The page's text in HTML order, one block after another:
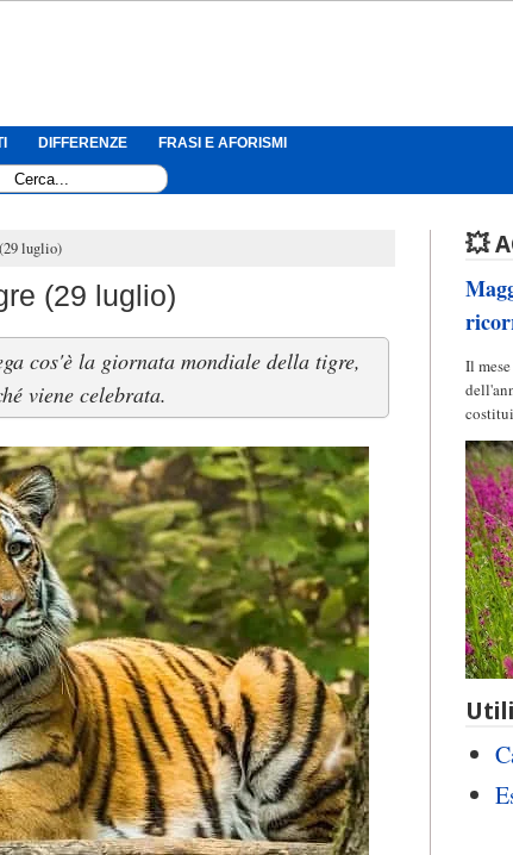
DIFFERENZE FRASI E AFORISMI
luglio)
(29 luglio)
cos'è la giornata mondiale della tigre,
viene celebrata.
💥
Il